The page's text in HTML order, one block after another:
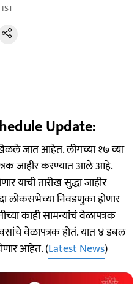
IST
Update:
जात आहेत. लीगच्या १७ व्या
जाहीर करण्यात आले आहे.
याची तारीख सुद्धा जाहीर
लोकसभेच्या निवडणुका होणार
काही सामन्यांचं वेळापत्रक
वेळापत्रक होतं. यात ४ डबल
आहेत. (Latest News)